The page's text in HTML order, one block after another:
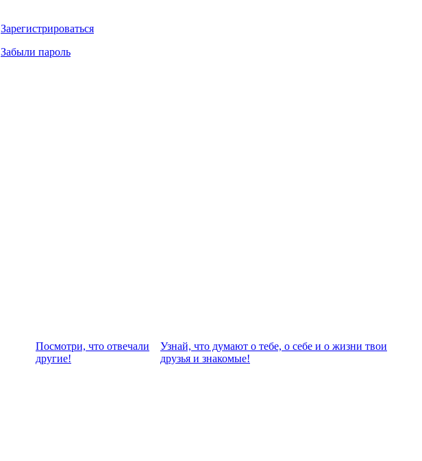
Зарегистрироваться
Забыли пароль
Посмотри, что отвeчали
другие!
Узнай, что думают о тебе, о себе и о жизни твои
друзья и знакомые!